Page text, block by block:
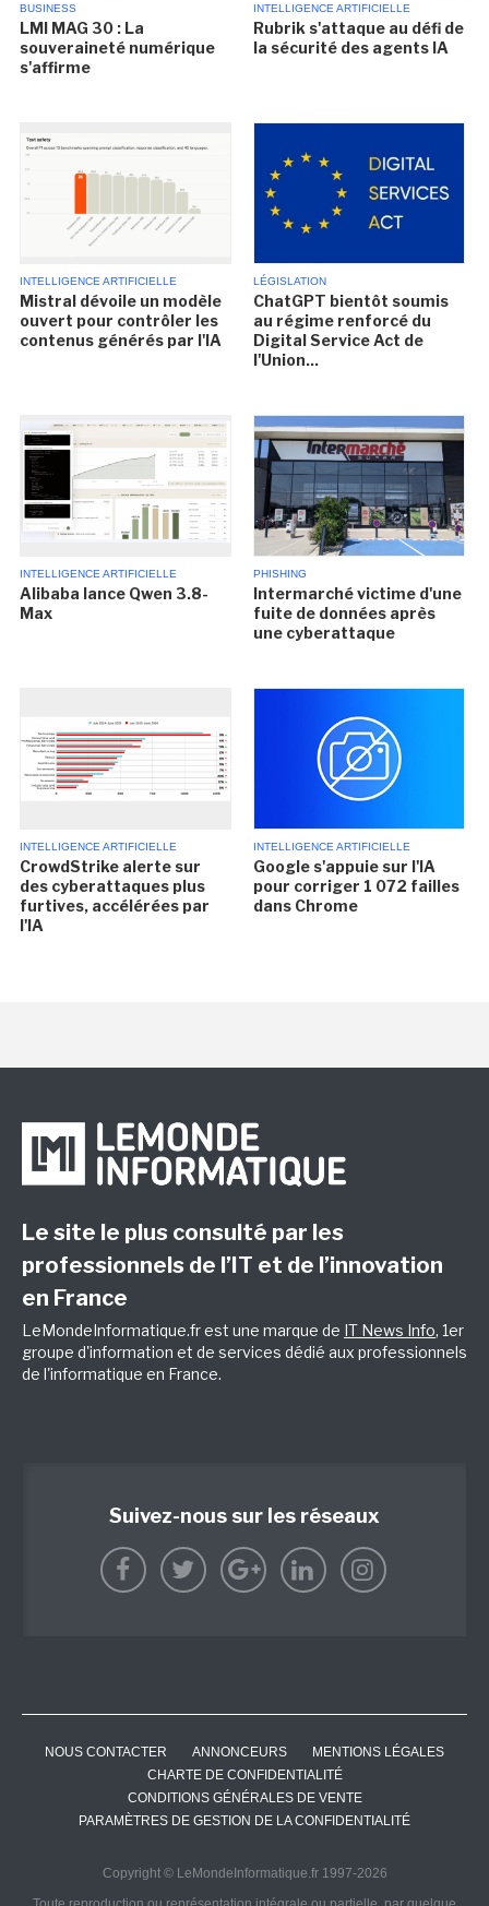
BUSINESS
LMI MAG 30 : La
souveraineté numérique
s'affirme
INTELLIGENCE ARTIFICIELLE
Rubrik s'attaque au défi de
la sécurité des agents IA
INTELLIGENCE ARTIFICIELLE
Mistral dévoile un modèle
ouvert pour contrôler les
contenus générés par l'IA
LÉGISLATION
ChatGPT bientôt soumis
au régime renforcé du
Digital Service Act de
l'Union...
INTELLIGENCE ARTIFICIELLE
Alibaba lance Qwen 3.8-
Max
PHISHING
Intermarché victime d'une
fuite de données après
une cyberattaque
INTELLIGENCE ARTIFICIELLE
CrowdStrike alerte sur
des cyberattaques plus
furtives, accélérées par
l'IA
INTELLIGENCE ARTIFICIELLE
Google s'appuie sur l'IA
pour corriger 1 072 failles
dans Chrome
Le site le plus consulté par les
professionnels de l’IT et de l’innovation
en France
LeMondeInformatique.fr est une marque de IT News Info, 1er
groupe d'information et de services dédié aux professionnels
de l'informatique en France.
Suivez-nous sur les réseaux
NOUS CONTACTER ANNONCEURS
MENTIONS LÉGALES
CHARTE DE CONFIDENTIALITÉ
CONDITIONS GÉNÉRALES DE VENTE
PARAMÈTRES DE GESTION DE LA CONFIDENTIALITÉ
Copyright © LeMondeInformatique.fr 1997-2026